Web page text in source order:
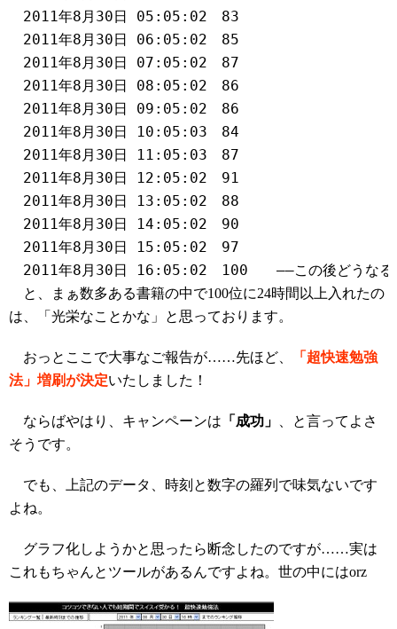
2011年8月30日 05:05:02	83
2011年8月30日 06:05:02	85
2011年8月30日 07:05:02	87
2011年8月30日 08:05:02	86
2011年8月30日 09:05:02	86
2011年8月30日 10:05:03	84
2011年8月30日 11:05:03	87
2011年8月30日 12:05:02	91
2011年8月30日 13:05:02	88
2011年8月30日 14:05:02	90
2011年8月30日 15:05:02	97
2011年8月30日 16:05:02	100　　――この後どうな
と、まぁ数多ある書籍の中で100位に24時間以上入れたの
は、「光栄なことかな」と思っております。
おっとここで大事なご報告が……先ほど、
「超快速勉強
法」増刷が決定いたしました！
ならばやはり、キャンペーンは 「成功」
、と言ってよさ
そうです。
でも、上記のデータ、時刻と数字の羅列で味気ないです
よね。
グラフ化しようかと思ったら断念したのですが……実は
これもちゃんとツールがあるんですよね。世の中にはorz